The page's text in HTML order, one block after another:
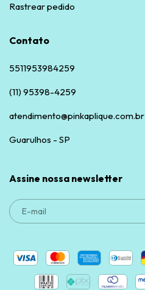
Rastrear pedido
Contato
5511953984259
(11) 95398-4259
atendimento@pinkaplique.com.br
Guarulhos - SP
Assine nossa newsletter